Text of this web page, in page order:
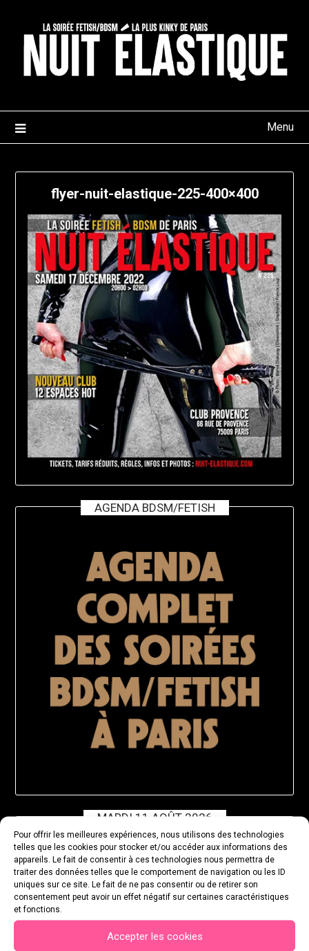
Pour offrir les meilleures expériences, nous utilisons des technologies
telles que les cookies pour stocker et/ou accéder aux informations des
appareils. Le fait de consentir à ces technologies nous permettra de
traiter des données telles que le comportement de navigation ou les ID
uniques sur ce site. Le fait de ne pas consentir ou de retirer son
consentement peut avoir un effet négatif sur certaines caractéristiques
et fonctions.
Accepter les cookies
content
Menu
flyer-nuit-elastique-225-400×400
AGENDA BDSM/FETISH
MARDI 11 AOÛT 2026